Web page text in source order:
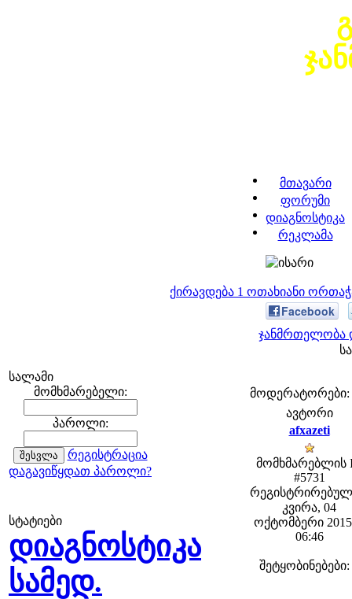
მთავარი
ფორუმი
დიაგნოსტიკა
რეკლამა
ქირავდება 1 ოთახიანი
სალამი
მომხმარებელი:
პაროლი:
რეგისტრაცია
დაგავიწყდათ პაროლი?
სტატიები
დიაგნოსტიკა
სამედ.
Facebook
ჯანმრთელობა
მოდერატორები:
ავტორი
afxazeti
მომხმარებლის
#5731
კვირა, 04
ოქტომბერი
06:46
შეტყობინებები: